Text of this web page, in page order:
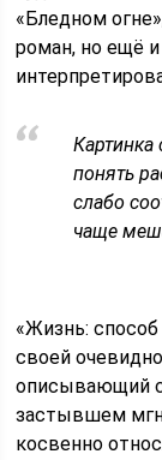
«Бледном
роман, но ещё
понять
слабо
чаще
«Жизнь:
своей
описывающий
застывшем
косвенно